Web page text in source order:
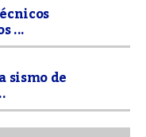
...
sismo de